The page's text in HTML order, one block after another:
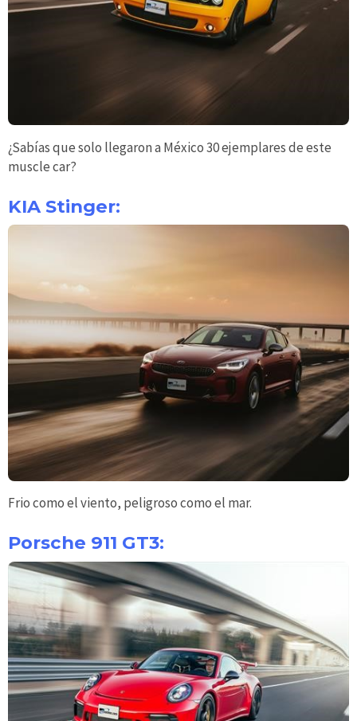
¿Sabías que solo llegaron a México 30 ejemplares de este
muscle car?
KIA Stinger:
Frio como el viento, peligroso como el mar.
Porsche 911 GT3: